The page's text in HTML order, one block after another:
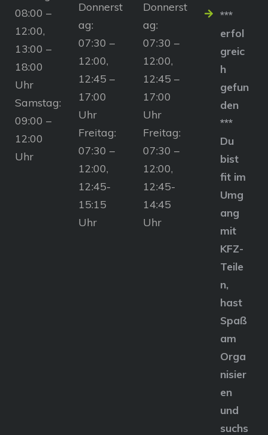
08:00 –
12:00,
13:00 –
18:00
Uhr
Samstag:
09:00 –
12:00
Uhr
Donnerst
ag:
07:30 –
12:00,
12:45 –
17:00
Uhr
Freitag:
07:30 –
12:00,
12:45-
15:15
Uhr
Donnerst
ag:
07:30 –
12:00,
12:45 –
17:00
Uhr
Freitag:
07:30 –
12:00,
12:45-
14:45
Uhr
***
erfol
greic
h
gefun
den
***
Du
bist
fit im
Umg
ang
mit
KFZ-
Teile
n,
hast
Spaß
am
Orga
nisier
en
und
suchs